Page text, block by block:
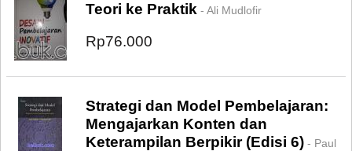
Teori ke Praktik - Ali Mudlofir
Rp76.000
Strategi dan Model Pembelajaran:
Mengajarkan Konten dan
Keterampilan Berpikir (Edisi 6) - Paul